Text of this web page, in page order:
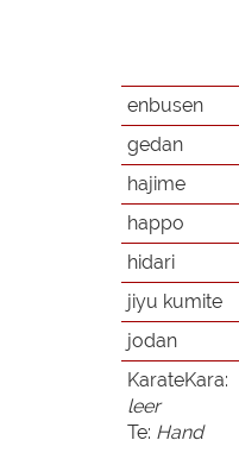
enbusen
gedan
hajime
happo
hidari
jiyu kumite
jodan
KarateKara:
leer
Te: Hand